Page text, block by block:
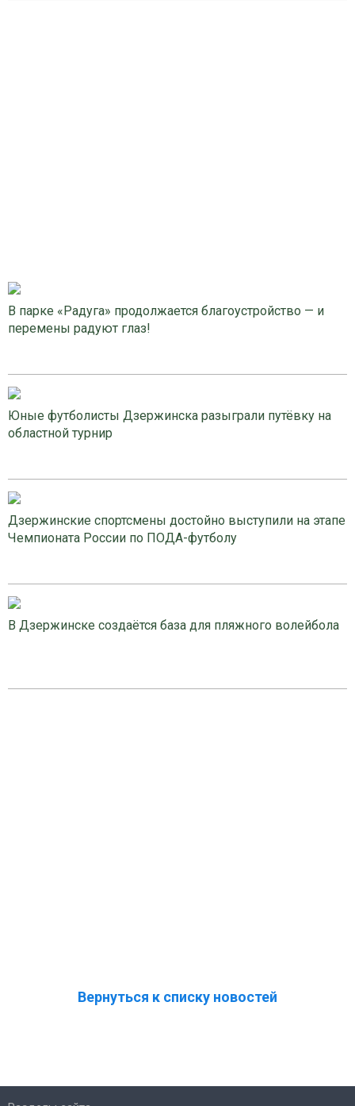
В парке «Радуга» продолжается благоустройство — и
перемены радуют глаз!
Юные футболисты Дзержинска разыграли путёвку на
областной турнир
Дзержинские спортсмены достойно выступили на этапе
Чемпионата России по ПОДА-футболу
В Дзержинске создаётся база для пляжного волейбола
Вернуться к списку новостей